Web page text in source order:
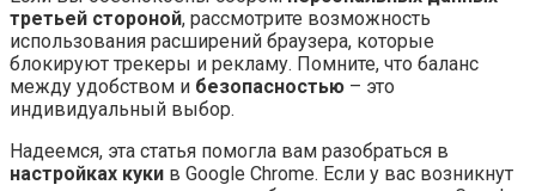
третьей стороной, рассмотрите возможность
использования расширений браузера, которые
блокируют трекеры и рекламу. Помните, что баланс
между удобством и безопасностью – это
индивидуальный выбор.
Надеемся, эта статья помогла вам разобраться в
настройках куки в Google Chrome. Если у вас возникнут